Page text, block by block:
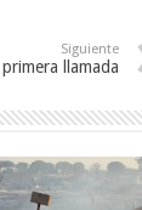
Siguiente
llamada